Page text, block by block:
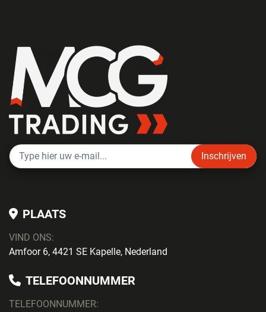
Inschrijven
PLAATS
VIND ONS:
Amfoor 6, 4421 SE Kapelle, Nederland
TELEFOONNUMMER
TELEFOONNUMMER: